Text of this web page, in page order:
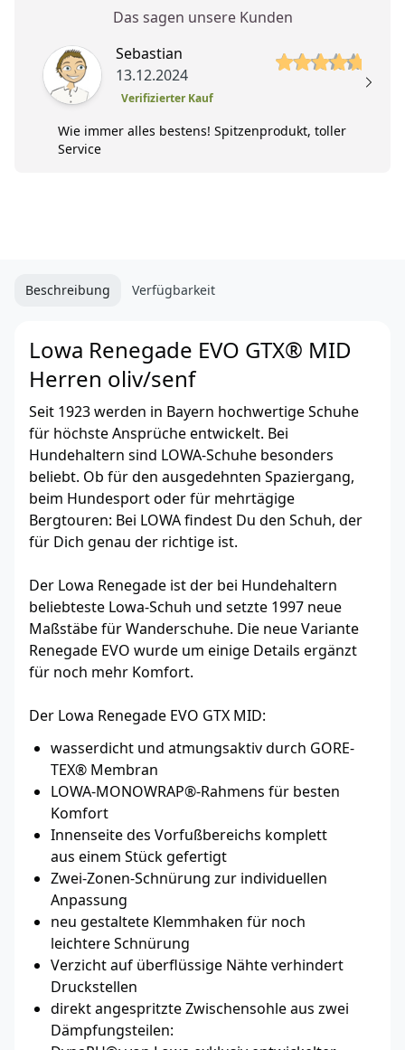
Das sagen unsere Kunden
Sebastian
13.12.2024
Verifizierter Kauf
5 von 5 Sterne
Wie immer alles bestens! Spitzenprodukt, toller
Service
Beschreibung Verfügbarkeit
Lowa Renegade EVO GTX® MID
Herren oliv/senf
Seit 1923 werden in Bayern hochwertige Schuhe
für höchste Ansprüche entwickelt. Bei
Hundehaltern sind LOWA-Schuhe besonders
beliebt. Ob für den ausgedehnten Spaziergang,
beim Hundesport oder für mehrtägige
Bergtouren: Bei LOWA findest Du den Schuh, der
für Dich genau der richtige ist.
Der Lowa Renegade ist der bei Hundehaltern
beliebteste Lowa-Schuh und setzte 1997 neue
Maßstäbe für Wanderschuhe. Die neue Variante
Renegade EVO wurde um einige Details ergänzt
für noch mehr Komfort.
Der Lowa Renegade EVO GTX MID:
wasserdicht und atmungsaktiv durch GORE-
TEX® Membran
LOWA-MONOWRAP®-Rahmens für besten
Komfort
Innenseite des Vorfuß­be­reichs komplett
aus einem Stück gefertigt
Zwei-Zonen-Schnürung zur individuellen
Anpassung
neu gestaltete Klemmhaken für noch
leichtere Schnürung
Verzicht auf über­f­lüssige Nähte verhindert
Druckstellen
direkt ange­spritzte Zwischensohle aus zwei
Dämp­fungs­teilen: